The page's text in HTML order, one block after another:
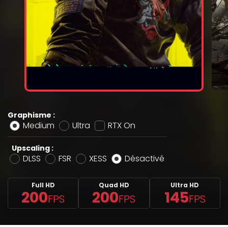
Graphisme :
Medium Ultra RTX On
Upscaling :
DLSS FSR XESS Désactivé
Full HD
200FPS
Quad HD
200FPS
Ultra HD
145FPS